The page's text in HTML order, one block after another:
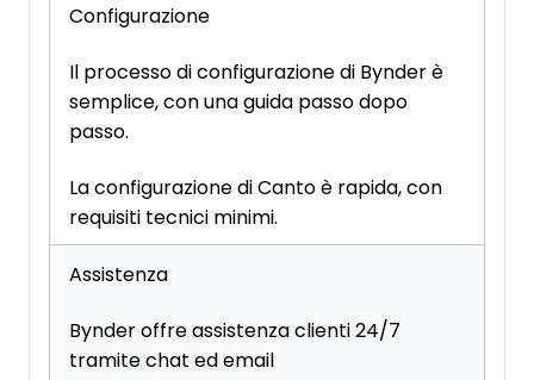
Configurazione
Il processo di configurazione di Bynder è
semplice, con una guida passo dopo
passo.
La configurazione di Canto è rapida, con
requisiti tecnici minimi.
Assistenza
Bynder offre assistenza clienti 24/7
tramite chat ed email